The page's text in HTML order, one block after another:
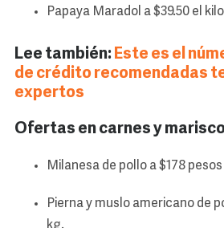
Papaya Maradol a $39.50 el
Lee también: Este es el
de crédito recomendadas
expertos
Ofertas en carnes y
Milanesa de pollo a $178 pesos
Pierna y muslo americano de